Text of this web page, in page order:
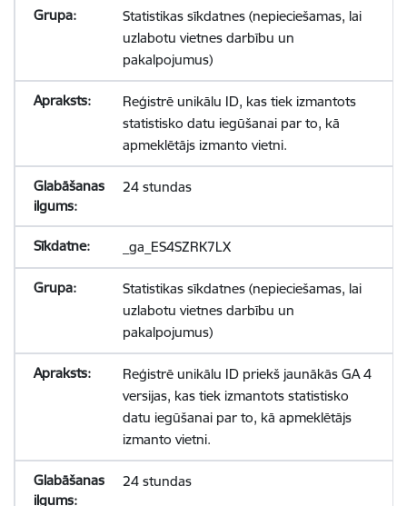
Statistikas sīkdatnes (nepieciešamas, lai
uzlabotu vietnes darbību un
pakalpojumus)
Reģistrē unikālu ID, kas tiek izmantots
statistisko datu iegūšanai par to, kā
apmeklētājs izmanto vietni.
24 stundas
_ga_ES4SZRK7LX
Statistikas sīkdatnes (nepieciešamas, lai
uzlabotu vietnes darbību un
pakalpojumus)
Reģistrē unikālu ID priekš jaunākās GA 4
versijas, kas tiek izmantots statistisko
datu iegūšanai par to, kā apmeklētājs
izmanto vietni.
24 stundas